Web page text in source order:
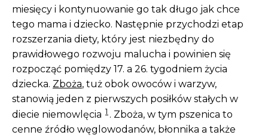
miesięcy i kontynuowanie go tak długo jak chce
tego mama i dziecko. Następnie przychodzi etap
rozszerzania diety, który jest niezbędny do
prawidłowego rozwoju malucha i powinien się
rozpocząć pomiędzy 17. a 26. tygodniem życia
dziecka. Zboża, tuż obok owoców i warzyw,
stanowią jeden z pierwszych posiłków stałych w
diecie niemowlęcia 1 . Zboża, w tym pszenica to
cenne źródło węglowodanów, błonnika a także